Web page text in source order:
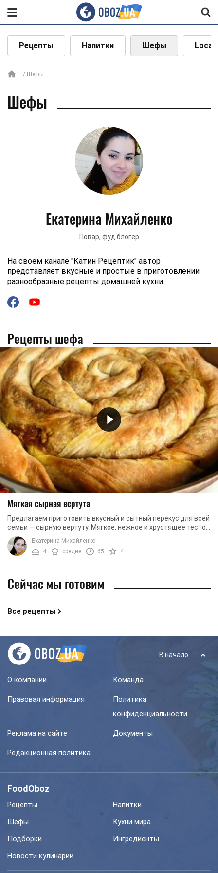
Рецепты Напитки Шефы Local
Шефы
Шефы
Екатерина Михайленко
Повар, фуд блогер
На своем канале "Катин Рецептик" автор
представляет вкусные и простые в приготовлении
разнообразные рецепты домашней кухни.
Рецепты шефа
Мягкая сырная вертута
Предлагаем приготовить вкусный и сытный перекус для всей
семьи — сырную вертуту. Мягкое, нежное и хрустящее тесто
с сырной начинкой просто ...
Екатерина Михайленко
4
средне 65 4
Сейчас мы готовим
Все рецепты
В начало
О компании Команда
Правовая информация
Политика
конфиденциальности
Реклама на сайте Документы
Редакционная политика
FoodOboz
Рецепты
Напитки
Шефы
Кухни мира
Подборки
Ингредиенты
Новости кулинарии